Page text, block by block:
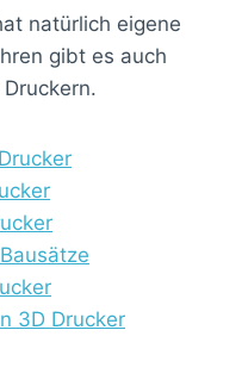
natürlich eigene
gibt es auch
3D Drucker